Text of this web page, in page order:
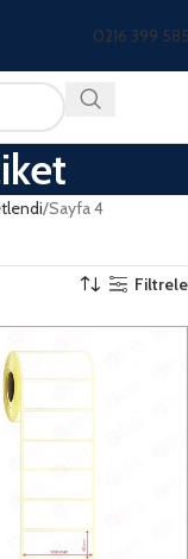
0216 399
Sayfa 4
Filtrele